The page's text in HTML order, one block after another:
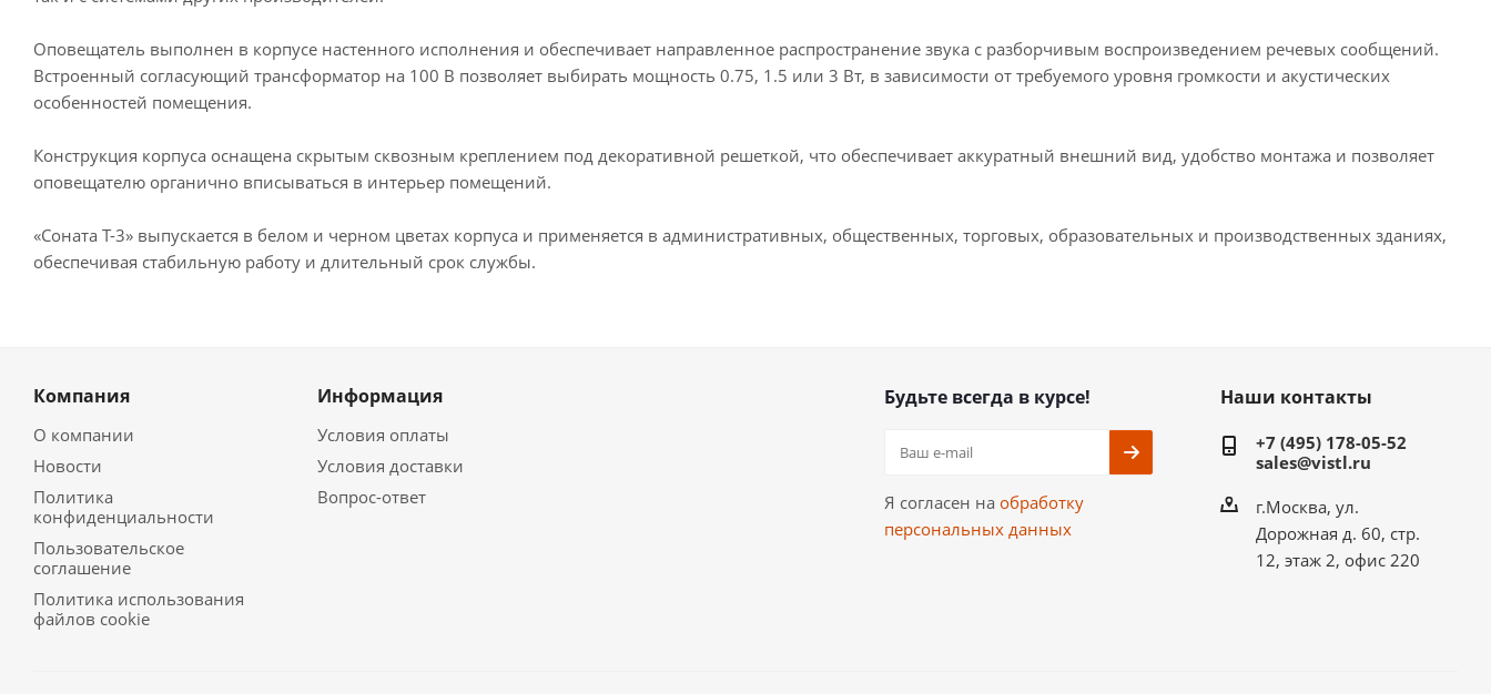
Оповещатель выполнен в корпусе настенного исполнения и обеспечивает направленное распространение звука с разборчивым воспроизведением речевых сообщений.
Встроенный согласующий трансформатор на 100 В позволяет выбирать мощность 0.75, 1.5 или 3 Вт, в зависимости от требуемого уровня громкости и акустических
особенностей помещения.
Конструкция корпуса оснащена скрытым сквозным креплением под декоративной решеткой, что обеспечивает аккуратный внешний вид, удобство монтажа и позволяет
оповещателю органично вписываться в интерьер помещений.
«Соната Т-3» выпускается в белом и черном цветах корпуса и применяется в административных, общественных, торговых, образовательных и производственных зданиях,
обеспечивая стабильную работу и длительный срок службы.
Компания
О компании
Новости
Политика
конфиденциальности
Пользовательское
соглашение
Политика использования
файлов cookie
Информация
Условия оплаты
Условия доставки
Вопрос-ответ
Будьте всегда в курсе!
Я согласен на обработку
персональных данных
Наши контакты
+7 (495) 178-05-52
sales@vistl.ru
г.Москва, ул.
Дорожная д. 60, стр.
12, этаж 2, офис 220